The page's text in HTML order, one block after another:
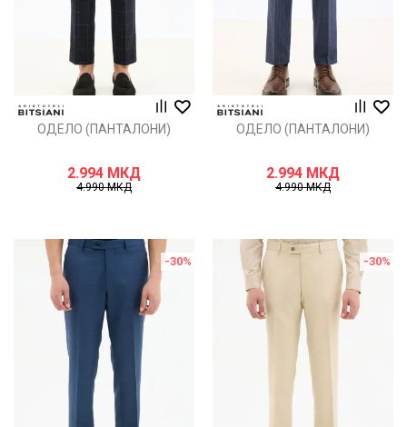
ОДЕЛО (ПАНТАЛОНИ)
2.994 МКД
4.990МКД
ОДЕЛО (ПАНТАЛОНИ)
2.994 МКД
4.990МКД
-30% -30%